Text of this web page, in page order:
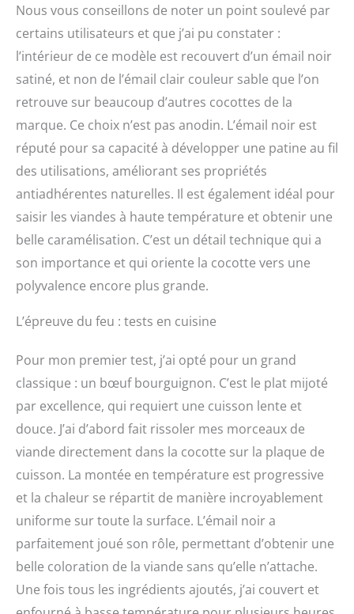
Nous vous conseillons de noter un point soulevé par
certains utilisateurs et que j’ai pu constater :
l’intérieur de ce modèle est recouvert d’un émail noir
satiné, et non de l’émail clair couleur sable que l’on
retrouve sur beaucoup d’autres cocottes de la
marque. Ce choix n’est pas anodin. L’émail noir est
réputé pour sa capacité à développer une patine au fil
des utilisations, améliorant ses propriétés
antiadhérentes naturelles. Il est également idéal pour
saisir les viandes à haute température et obtenir une
belle caramélisation. C’est un détail technique qui a
son importance et qui oriente la cocotte vers une
polyvalence encore plus grande.
L’épreuve du feu : tests en cuisine
Pour mon premier test, j’ai opté pour un grand
classique : un bœuf bourguignon. C’est le plat mijoté
par excellence, qui requiert une cuisson lente et
douce. J’ai d’abord fait rissoler mes morceaux de
viande directement dans la cocotte sur la plaque de
cuisson. La montée en température est progressive
et la chaleur se répartit de manière incroyablement
uniforme sur toute la surface. L’émail noir a
parfaitement joué son rôle, permettant d’obtenir une
belle coloration de la viande sans qu’elle n’attache.
Une fois tous les ingrédients ajoutés, j’ai couvert et